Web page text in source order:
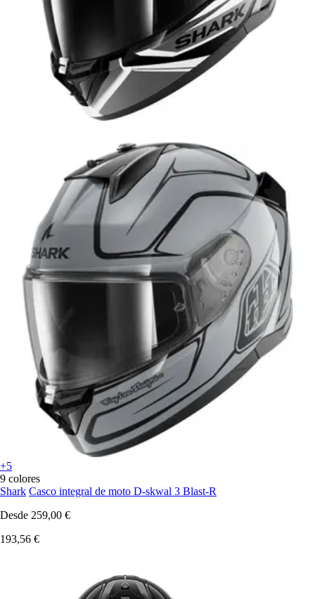
+5
9 colores
Shark Casco integral de moto D-skwal 3 Blast-R
Desde 259,00 €
193,56 €